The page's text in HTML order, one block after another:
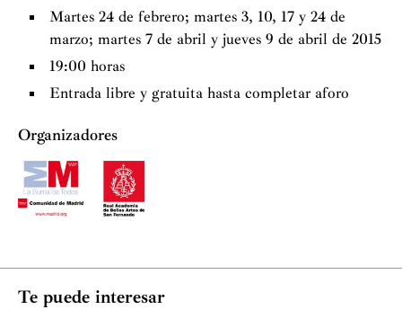
Martes 24 de febrero; martes 3, 10, 17 y 24 de
marzo; martes 7 de abril y jueves 9 de abril de 2015
19:00 horas
Entrada libre y gratuita hasta completar aforo
Organizadores
Te puede interesar